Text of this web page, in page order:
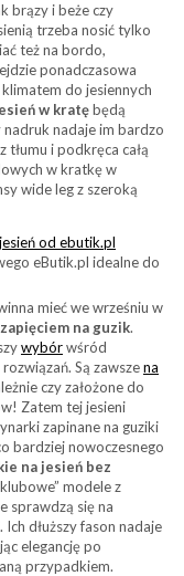
brązy i beże czy
trzeba nosić tylko
też na bordo,
ponadczasowa
do jesiennych
w kratębędą
nadaje im bardzo
i podkręca całą
w kratkę w
wide leg z szeroką
eButik.pl idealne do
mieć we wrześniu w
na guzik.
wybórwśród
Są zawszena
czy założone do
Zatem tej jesieni
zapinane na guziki
bardziej nowoczesnego
na jesień bez
modele z
sprawdzą się na
dłuższy fason nadaje
elegancję po
przypadkiem.